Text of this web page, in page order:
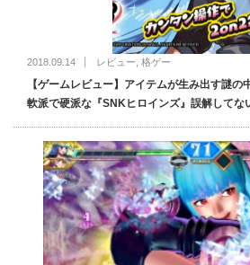
2018.09.14 レビュー 格ゲー
【ゲームレビュー】アイテムが生み出す謎の
軟派で硬派な『SNKヒロインズ』誤解してな